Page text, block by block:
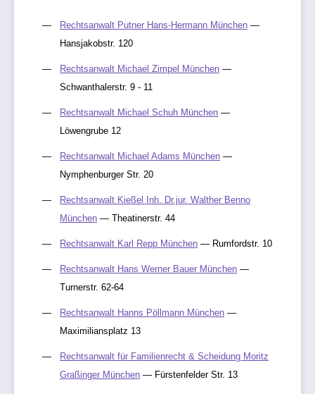
Rechtsanwalt Putner Hans-Hermann München —
Hansjakobstr. 120
Rechtsanwalt Michael Zimpel München —
Schwanthalerstr. 9 - 11
Rechtsanwalt Michael Schuh München —
Löwengrube 12
Rechtsanwalt Michael Adams München —
Nymphenburger Str. 20
Rechtsanwalt Kießel Inh. Dr.jur. Walther Benno
München — Theatinerstr. 44
Rechtsanwalt Karl Repp München — Rumfordstr. 10
Rechtsanwalt Hans Werner Bauer München —
Turnerstr. 62-64
Rechtsanwalt Hanns Pöllmann München —
Maximiliansplatz 13
Rechtsanwalt für Familienrecht & Scheidung Moritz
Graßinger München — Fürstenfelder Str. 13